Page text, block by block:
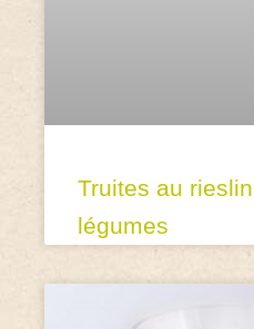
Truites au
légumes